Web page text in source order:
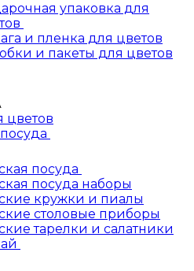
упаковка для
и пленка для цветов
и пакеты для цветов
цветов
посуда
посуда наборы
кружки и пиалы
столовые приборы
тарелки и салатники